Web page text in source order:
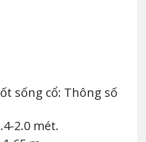
sống cổ: Thông số
2.0 mét.